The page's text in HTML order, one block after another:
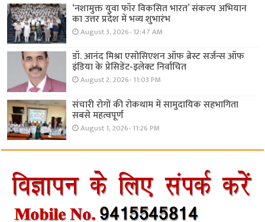
‘नशामुक्त युवा फॉर विकसित भारत’ संकल्प अभियान
का उत्तर प्रदेश में भव्य शुभारंभ
August 3, 2026- 12:47 AM
डॉ. आनंद मिश्रा एसोसिएशन ऑफ ब्रेस्ट सर्जन्स ऑफ
इंडिया के प्रेसिडेंट-इलेक्ट निर्वाचित
August 2, 2026- 11:03 PM
संचारी रोगों की रोकथाम में सामुदायिक सहभागिता
सबसे महत्वपूर्ण
August 1, 2026- 11:26 PM